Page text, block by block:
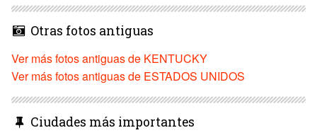
Otras fotos antiguas
Ver más fotos antiguas de KENTUCKY
Ver más fotos antiguas de ESTADOS UNIDOS
Ciudades más importantes